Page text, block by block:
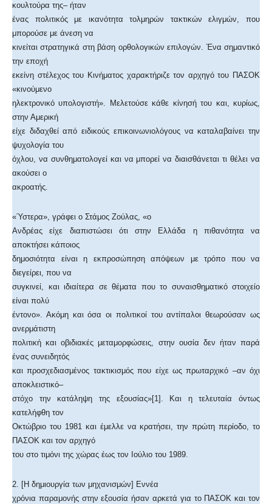
κουλτούρα της– ήταν
ένας πολιτικός με ικανότητα τολμηρών τακτικών ελιγμών, που
μπορούσε με άνεση να
κινείται στρατηγικά στη βάση ορθολογικών επιλογών. Ένα σημαντικό
την εποχή
εκείνη στέλεχος του Κινήματος χαρακτήριζε τον αρχηγό του ΠΑΣΟΚ
«κινούμενο
ηλεκτρονικό υπολογιστή». Μελετούσε κάθε κίνησή του και, κυρίως,
στην Αμερική
είχε διδαχθεί από ειδικούς επικοινωνιολόγους να καταλαβαίνει την
ψυχολογία του
όχλου, να συνθηματολογεί και να μπορεί να διαισθάνεται τι θέλει να
ακούσει ο
ακροατής.
«Ύστερα», γράφει ο Στάμος Ζούλας, «ο
Ανδρέας είχε διαπιστώσει ότι στην Ελλάδα η πιθανότητα να
αποκτήσει κάποιος
δημοσιότητα είναι η εκπροσώπηση απόψεων με τρόπο που να
διεγείρει, που να
συγκινεί, και ιδιαίτερα σε θέματα που το συναισθηματικό στοιχείο
είναι πολύ
έντονο». Ακόμη και όσα οι πολιτικοί του αντίπαλοι θεωρούσαν ως
ανερμάτιστη
πολιτική και οβιδιακές μεταμορφώσεις, στην ουσία δεν ήταν παρά
ένας συνειδητός
και προσχεδιασμένος τακτικισμός που είχε ως πρωταρχικό –αν όχι
αποκλειστικό–
στόχο την κατάληψη της εξουσίας»[1]. Και η τελευταία όντως
κατελήφθη τον
Οκτώβριο του 1981 και έμελλε να κρατήσει, την πρώτη περίοδο, το
ΠΑΣΟΚ και τον αρχηγό
του στο τιμόνι της χώρας έως τον Ιούλιο του 1989.
2. [Η δημιουργία των μηχανισμών] Εννέα
χρόνια παραμονής στην εξουσία ήσαν αρκετά για το ΠΑΣΟΚ και τον